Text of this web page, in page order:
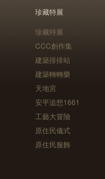
珍藏特展
珍藏特展
CCC創作集
建築排排站
建築轉轉樂
天地宮
安平追想1661
工藝大冒險
原住民儀式
原住民服飾